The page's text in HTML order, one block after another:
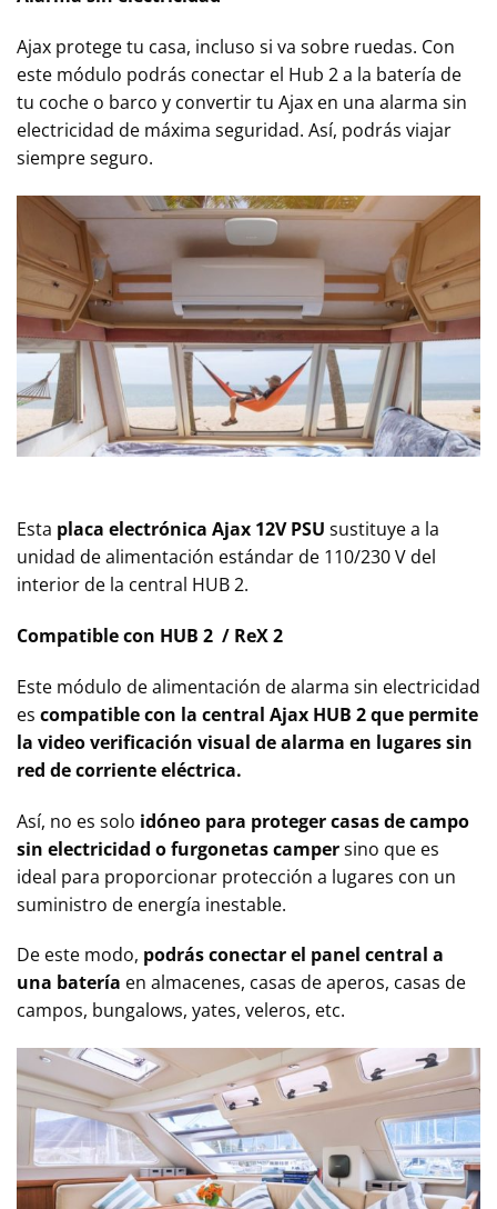
Ajax protege tu casa, incluso si va sobre ruedas. Con
este módulo podrás conectar el Hub 2 a la batería de
tu coche o barco y convertir tu Ajax en una alarma sin
electricidad de máxima seguridad. Así, podrás viajar
siempre seguro.
Esta placa electrónica Ajax 12V PSU sustituye a la
unidad de alimentación estándar de 110/230 V del
interior de la central HUB 2.
Compatible con HUB 2 / ReX 2
Este módulo de alimentación de alarma sin electricidad
es compatible con la central Ajax HUB 2 que permite
la video verificación visual de alarma en lugares sin
red de corriente eléctrica.
Así, no es solo idóneo para proteger casas de campo
sin electricidad o furgonetas campersino que es
ideal para proporcionar protección a lugares con un
suministro de energía inestable.
De este modo, podrás conectar el panel central a
una batería en almacenes, casas de aperos, casas de
campos, bungalows, yates, veleros, etc.